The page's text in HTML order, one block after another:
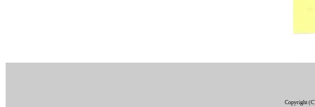
Copyright